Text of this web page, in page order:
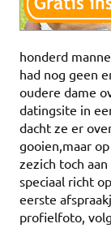
honderd
had nog geen
oudere dame
datingsite in
dacht ze er
gooien,maar
zezich toch
speciaal richt
eerste
profielfoto,